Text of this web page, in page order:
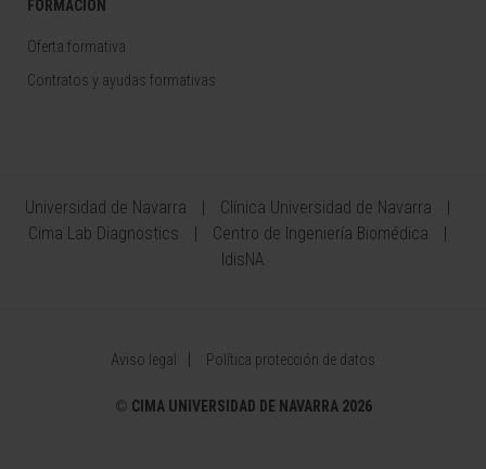
FORMACIÓN
Oferta formativa
Contratos y ayudas formativas
Universidad de Navarra
Clínica Universidad de Navarra
Cima Lab Diagnostics
Centro de Ingeniería Biomédica
IdisNA
Aviso legal Política protección de datos
© CIMA UNIVERSIDAD DE NAVARRA 2026